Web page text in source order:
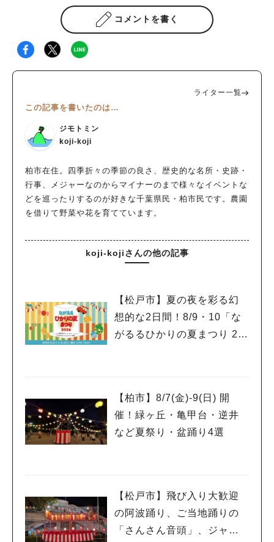
コメントを書く
ライター一覧
この記事を書いたのは…
ジモトミン
koji-koji
柏市在住。四季折々の季節の良さ、歴史的な名所・史跡・
行事、メジャーなのからマイナーのまで様々なイベントな
どを巡ったりするのが好きな千葉県民・柏市民です。農園
を借りて野菜や花を育てています。
koji-kojiさんの他の記事
【松戸市】夏の夜を彩る幻
想的な2日間！8/9・10「な
がるるひかりの夏まつり 20
【柏市】8/7(金)‐9(日) 開
催！緑ヶ丘・亀甲台・逆井
など夏祭り・盆踊り4選
【松戸市】飛び入り大歓迎
の阿波踊り、ご当地踊りの
「さんさん音頭」、ジャ